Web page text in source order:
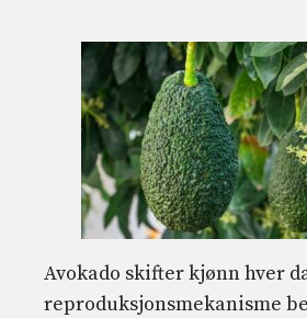
Avokado skifter kjønn hver
reproduksjonsmekanisme